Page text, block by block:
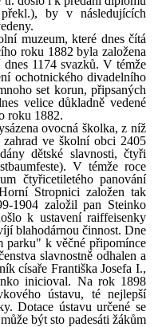
by v následujících
muzeum, které dnes čítá
roku 1882 byla založena
1174 svazků. V témže
ochotnického divadelního
set korun, připsaných
velice důkladně vedené
roku 1882.
ovocná školka, z níž
ve školní obci 2405
dětské slavnosti, čtyři
V témže roce
čtyřicetiletého panování
Stropnici založen tak
1904 založil pan Steinko
k ustavení raiffeisenky
blahodárnou činnost. Dne
parku" k věčné připomínce
slavnostně odhalen a
císaře Františka Josefa I.,
inicioval. Na rok 1898
ústavu, té nejlepší
Dotace ústavu určené se
být sto padesáti žákům